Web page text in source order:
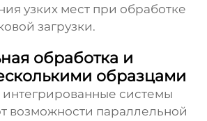
узких мест при обработке
загрузки.
обработка и
образцами
системы
возможности параллельной